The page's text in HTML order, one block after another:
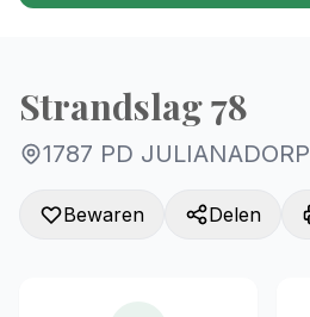
Strandslag 78
1787 PD JULIANADORP
Bewaren Delen